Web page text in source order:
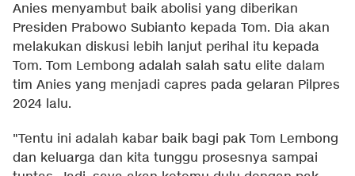
Anies menyambut baik abolisi yang diberikan
Presiden Prabowo Subianto kepada Tom. Dia akan
melakukan diskusi lebih lanjut perihal itu kepada
Tom. Tom Lembong adalah salah satu elite dalam
tim Anies yang menjadi capres pada gelaran Pilpres
2024 lalu.
"Tentu ini adalah kabar baik bagi pak Tom Lembong
dan keluarga dan kita tunggu prosesnya sampai